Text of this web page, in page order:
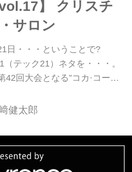
】 クリスチ
サロン
日・・・ということで?
（テック21）ネタを・・・。
42回大会となる”コカ·コー
これまで数多くの世界ロード
（現MotoGP）王者が参戦し
8耐を走ったGPチャンピオン
る連載、今回は1984年に世界
ースGP250ccクラス王者とな
健太郎